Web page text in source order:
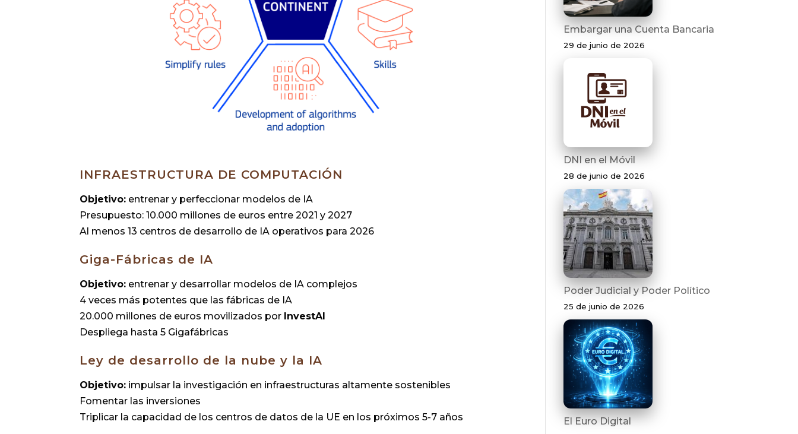
INFRAESTRUCTURA DE COMPUTACIÓN
Objetivo: entrenar y perfeccionar modelos de IA
Presupuesto: 10.000 millones de euros entre 2021 y 2027
Al menos 13 centros de desarrollo de IA operativos para 2026
Giga-Fábricas de IA
Objetivo: entrenar y desarrollar modelos de IA complejos
4 veces más potentes que las fábricas de IA
20.000 millones de euros movilizados por InvestAI
Despliega hasta 5 Gigafábricas
Ley de desarrollo de la nube y la IA
Objetivo: impulsar la investigación en infraestructuras altamente sostenibles
Fomentar las inversiones
Triplicar la capacidad de los centros de datos de la UE en los próximos 5-7 años
Embargar una Cuenta Bancaria
29 de junio de 2026
DNI en el Móvil
28 de junio de 2026
Poder Judicial y Poder Político
25 de junio de 2026
El Euro Digital